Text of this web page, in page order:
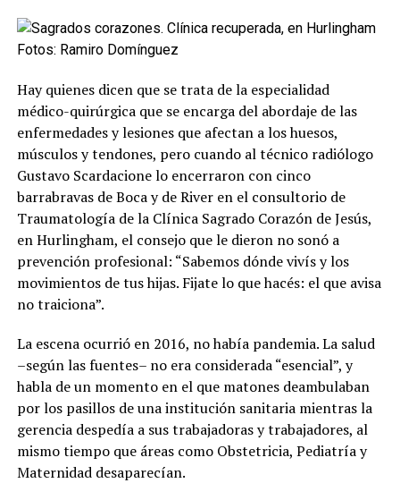
Fotos: Ramiro Domínguez
Hay quienes dicen que se trata de la especialidad
médico-quirúrgica que se encarga del abordaje de las
enfermedades y lesiones que afectan a los huesos,
músculos y tendones, pero cuando al técnico radiólogo
Gustavo Scardacione lo encerraron con cinco
barrabravas de Boca y de River en el consultorio de
Traumatología de la Clínica Sagrado Corazón de Jesús,
en Hurlingham, el consejo que le dieron no sonó a
prevención profesional: “Sabemos dónde vivís y los
movimientos de tus hijas. Fijate lo que hacés: el que avisa
no traiciona”.
La escena ocurrió en 2016, no había pandemia. La salud
–según las fuentes– no era considerada “esencial”, y
habla de un momento en el que matones deambulaban
por los pasillos de una institución sanitaria mientras la
gerencia despedía a sus trabajadoras y trabajadores, al
mismo tiempo que áreas como Obstetricia, Pediatría y
Maternidad desaparecían.